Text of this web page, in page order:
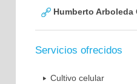
Humberto Arboleda
Servicios ofrecidos
Cultivo celular